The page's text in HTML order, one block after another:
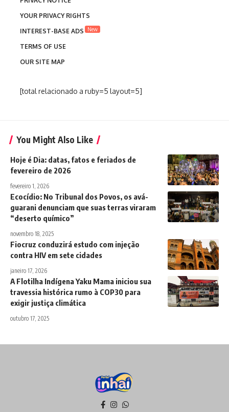
YOUR PRIVACY RIGHTS
INTEREST-BASE ADS
New
TERMS OF USE
OUR SITE MAP
[total relacionado a ruby=5 layout=5]
You Might Also Like
Hoje é Dia: datas, fatos e feriados de
fevereiro de 2026
fevereiro 1, 2026
Ecocídio: No Tribunal dos Povos, os avá-
guarani denunciam que suas terras viraram
“deserto químico”
novembro 18, 2025
Fiocruz conduzirá estudo com injeção
contra HIV em sete cidades
janeiro 17, 2026
A Flotilha Indígena Yaku Mama iniciou sua
travessia histórica rumo à COP30 para
exigir justiça climática
outubro 17, 2025